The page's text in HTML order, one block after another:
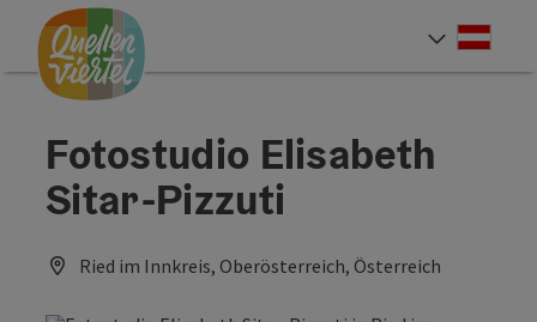
Zum Inhalt
Zur Navigation
Zum Seitenanfang
Fotostudio Elisabeth
Sitar-Pizzuti
Ried im Innkreis, Oberösterreich, Österreich